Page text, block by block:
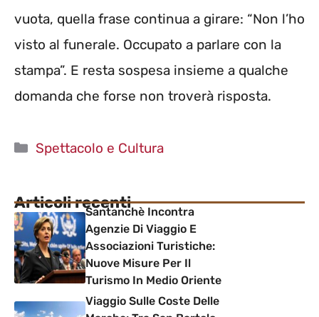
vuota, quella frase continua a girare: “Non l’ho
visto al funerale. Occupato a parlare con la
stampa”. E resta sospesa insieme a qualche
domanda che forse non troverà risposta.
Categorie
Spettacolo e Cultura
Articoli recentiSantanchè Incontra
Agenzie Di Viaggio E
Associazioni Turistiche:
Nuove Misure Per Il
Turismo In Medio Oriente
Viaggio Sulle Coste Delle